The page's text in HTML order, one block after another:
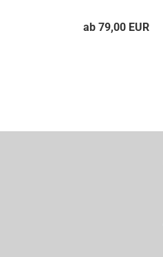
ab 79,00 EUR